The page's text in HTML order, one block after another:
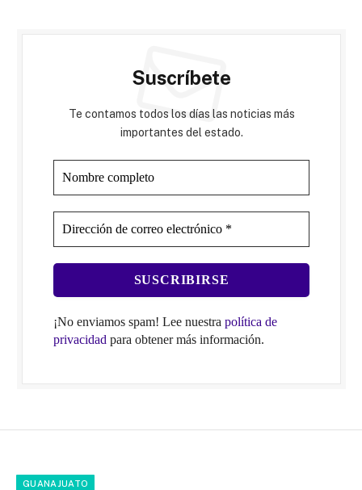
Suscríbete
Te contamos todos los días las noticias más
importantes del estado.
¡No enviamos spam! Lee nuestra política de
privacidad para obtener más información.
GUANAJUATO